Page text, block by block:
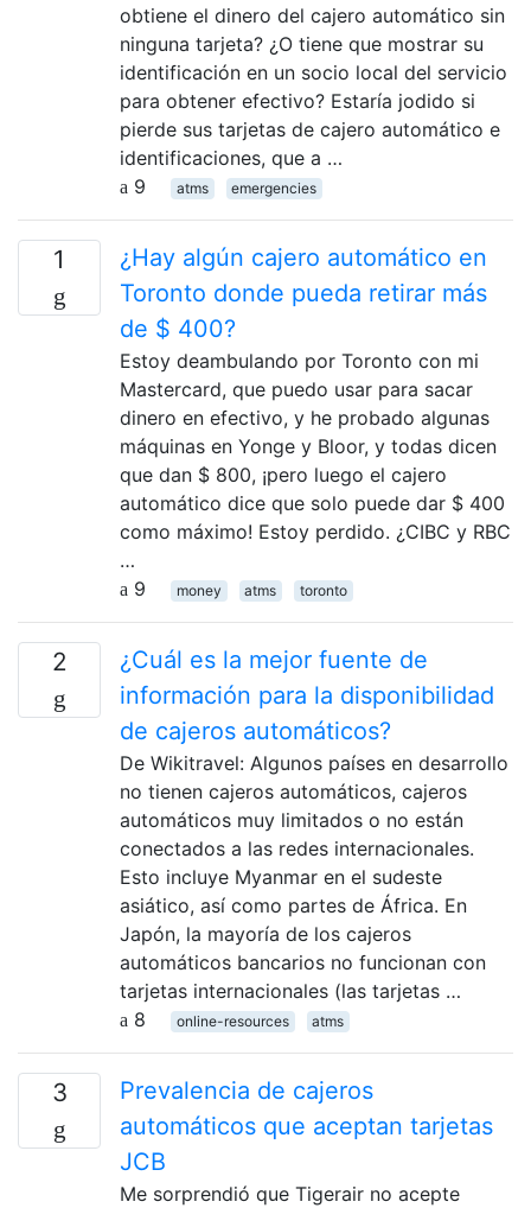
obtiene el dinero del cajero automático sin
ninguna tarjeta? ¿O tiene que mostrar su
identificación en un socio local del servicio
para obtener efectivo? Estaría jodido si
pierde sus tarjetas de cajero automático e
identificaciones, que a …
9
atms emergencies
1
¿Hay algún cajero automático en
Toronto donde pueda retirar más
de $ 400?
Estoy deambulando por Toronto con mi
Mastercard, que puedo usar para sacar
dinero en efectivo, y he probado algunas
máquinas en Yonge y Bloor, y todas dicen
que dan $ 800, ¡pero luego el cajero
automático dice que solo puede dar $ 400
como máximo! Estoy perdido. ¿CIBC y RBC
…
9
money atms toronto
2
¿Cuál es la mejor fuente de
información para la disponibilidad
de cajeros automáticos?
De Wikitravel: Algunos países en desarrollo
no tienen cajeros automáticos, cajeros
automáticos muy limitados o no están
conectados a las redes internacionales.
Esto incluye Myanmar en el sudeste
asiático, así como partes de África. En
Japón, la mayoría de los cajeros
automáticos bancarios no funcionan con
tarjetas internacionales (las tarjetas …
8
online-resources atms
3
Prevalencia de cajeros
automáticos que aceptan tarjetas
JCB
Me sorprendió que Tigerair no acepte